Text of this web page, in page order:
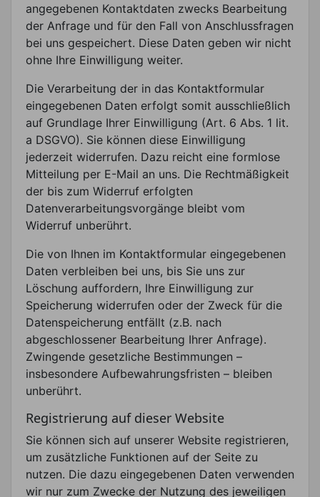
angegebenen Kontaktdaten zwecks Bearbeitung
der Anfrage und für den Fall von Anschlussfragen
bei uns gespeichert. Diese Daten geben wir nicht
ohne Ihre Einwilligung weiter.
Die Verarbeitung der in das Kontaktformular
eingegebenen Daten erfolgt somit ausschließlich
auf Grundlage Ihrer Einwilligung (Art. 6 Abs. 1 lit.
a DSGVO). Sie können diese Einwilligung
jederzeit widerrufen. Dazu reicht eine formlose
Mitteilung per E-Mail an uns. Die Rechtmäßigkeit
der bis zum Widerruf erfolgten
Datenverarbeitungsvorgänge bleibt vom
Widerruf unberührt.
Die von Ihnen im Kontaktformular eingegebenen
Daten verbleiben bei uns, bis Sie uns zur
Löschung auffordern, Ihre Einwilligung zur
Speicherung widerrufen oder der Zweck für die
Datenspeicherung entfällt (z.B. nach
abgeschlossener Bearbeitung Ihrer Anfrage).
Zwingende gesetzliche Bestimmungen –
insbesondere Aufbewahrungsfristen – bleiben
unberührt.
Registrierung auf dieser Website
Sie können sich auf unserer Website registrieren,
um zusätzliche Funktionen auf der Seite zu
nutzen. Die dazu eingegebenen Daten verwenden
wir nur zum Zwecke der Nutzung des jeweiligen